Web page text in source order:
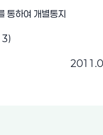
통하여 개별통지